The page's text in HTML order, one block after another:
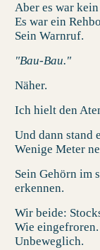
Aber es war
Es war ein
Sein Warnruf.
"Bau-Bau."
Näher.
Ich hielt den
Und dann stand
Wenige Meter
Sein Gehörn im
erkennen.
Wir beide:
Wie eingefroren.
Unbeweglich.